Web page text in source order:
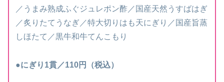
／うまみ熟成ふぐジュレポン酢／国産天然うすばはぎ
／炙りたてうなぎ／特大切りはも天にぎり／国産旨蒸
しほたて／黒牛和牛てんこもり
●にぎり1貫／110円（税込）